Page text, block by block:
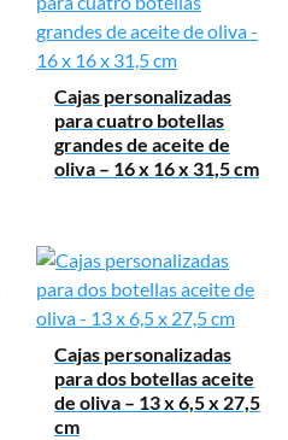
Cajas personalizadas
para cuatro botellas
grandes de aceite de
oliva – 16 x 16 x 31,5 cm
Cajas personalizadas
para dos botellas aceite
de oliva – 13 x 6,5 x 27,5
cm